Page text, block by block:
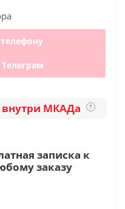
внутри МКАДа ?
записка к
заказу